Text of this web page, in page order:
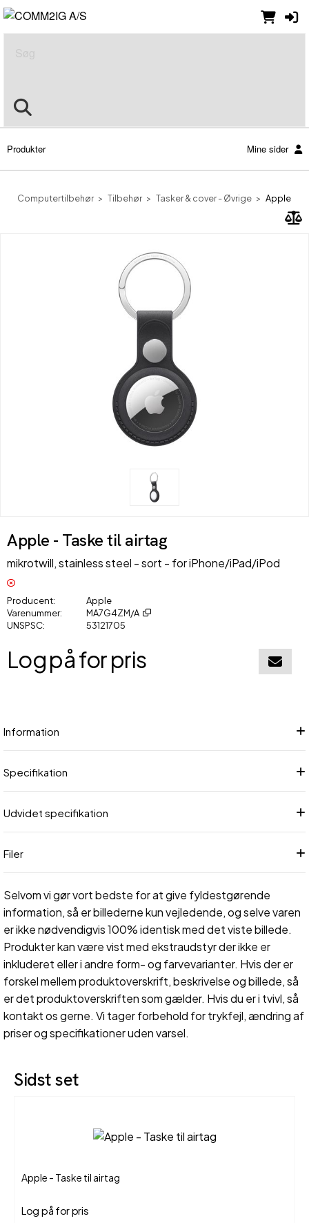
Produkter Mine sider
Computertilbehør Tilbehør Tasker & cover - Øvrige Apple
Apple - Taske til airtag
mikrotwill, stainless steel - sort - for iPhone/iPad/iPod
Producent
Apple
Varenummer
MA7G4ZM/A
UNSPSC
53121705
Log på for pris Føj til
Information
Specifikation
Udvidet specifikation
Filer
Selvom vi gør vort bedste for at give fyldestgørende
information, så er billederne kun vejledende, og selve varen
er ikke nødvendigvis 100% identisk med det viste billede.
Produkter kan være vist med ekstraudstyr der ikke er
inkluderet eller i andre form- og farvevarianter. Hvis der er
forskel mellem produktoverskrift, beskrivelse og billede, så
er det produktoverskriften som gælder. Hvis du er i tvivl, så
kontakt os gerne. Vi tager forbehold for trykfejl, ændring af
priser og specifikationer uden varsel.
Sidst set
Apple - Taske til airtag
Log på for pris